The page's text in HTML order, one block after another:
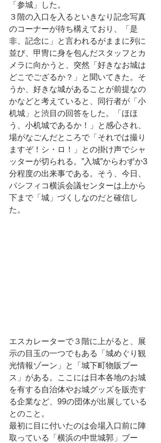
「参城」した。
３階の入口を入るといきなり記念写真
のコーナーが待ち構えており、「是
非、記念に」と言われるがままに列に
並び、甲冑に身を包んだスタッフとカ
メラに向かうと、突然「好きなお城は
どこでござるか？」と聞いてきた。そ
うか、好きな城があることが前提なの
かなどと考えていると、同行者が「小
机城」と渋目の回答をした。「ほほ
う、小机城であるか！」と感心され、
場がなごんだところで「それでは撮り
ますぞ！シ・ロ！」との掛け声でシャ
ッターが切られる。”入城”からわずか3
分程度の出来事である。そう、今日、
パシフィコ横浜会議センターは上から
下まで「城」づくしなのだと確信し
た。
エスカレーターで３階に上がると、展
示の目玉の一つでもある「城めぐり観
光情報ゾーン」と「城下町物販ブー
ス」がある。ここには日本各地のお城
を有する自治体やお城グッズを販売す
る企業など、99の団体が出展している
とのこと。
最初に目に付いたのは会場入口前に陣
取っている「横浜の中世城郭」ブー